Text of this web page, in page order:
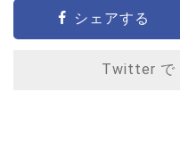
シェアする
Twitter で